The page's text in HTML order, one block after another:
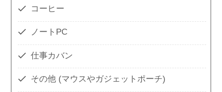
コーヒー
ノートPC
仕事カバン
その他 (マウスやガジェットポーチ)